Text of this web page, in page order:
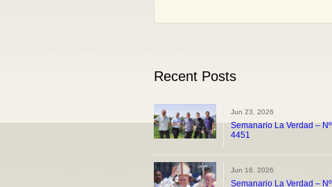
Recent Posts
Jun 23, 2026
Semanario La Verdad – Nº
4451
Jun 16, 2026
Semanario La Verdad – Nº